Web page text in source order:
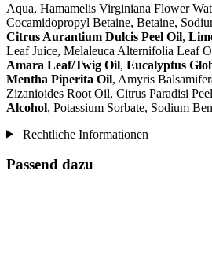
Aqua, Hamamelis Virginiana Flower
Cocamidopropyl Betaine, Betaine,
Citrus Aurantium Dulcis Peel Oil,
Leaf Juice, Melaleuca Alternifolia Leaf
Amara Leaf/Twig Oil, Eucalyptus
Mentha Piperita Oil, Amyris
Zizanioides Root Oil, Citrus Paradisi
Alcohol, Potassium Sorbate, Sodium
Rechtliche Informationen
Passend dazu